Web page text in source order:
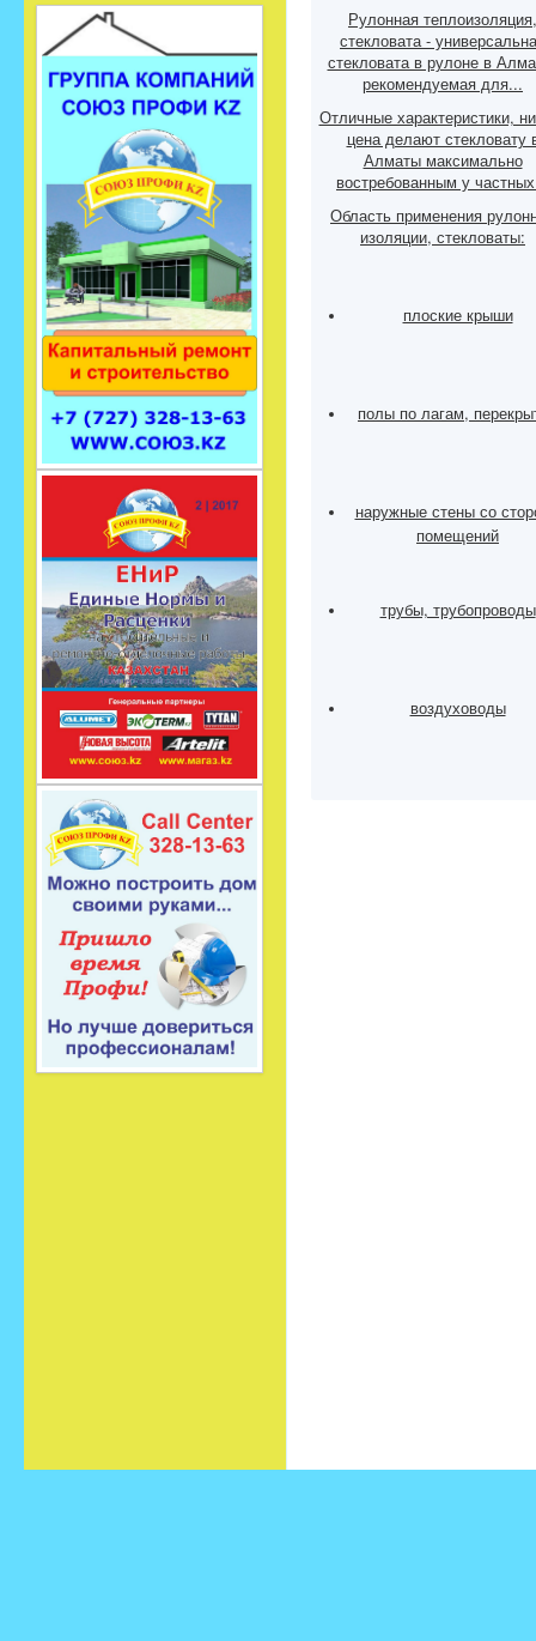
Рулонная теплоизоляция,
стекловата -
стекловата в рулоне в
рекомендуемая для...
Отличные характеристики,
цена делают стекловату
Алматы максимально
востребованным у
Область применения
изоляции, стекловаты:
плоские крыши
полы по лагам,
наружные стены со
помещений
трубы, трубопроводы
воздуховоды